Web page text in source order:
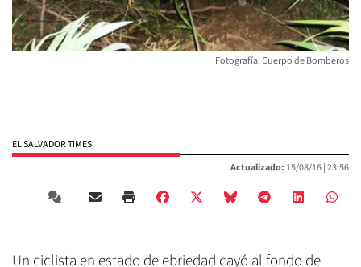
Fotografía: Cuerpo de Bomberos
EL SALVADOR TIMES
Actualizado: 15/08/16 |23:56
Un ciclista en estado de ebriedad cayó al fondo de